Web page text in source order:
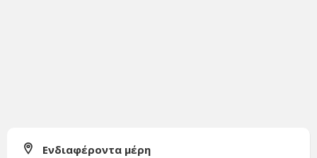
Ενδιαφέροντα μέρη